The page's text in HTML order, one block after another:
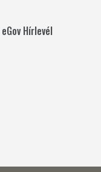
Hírlevél